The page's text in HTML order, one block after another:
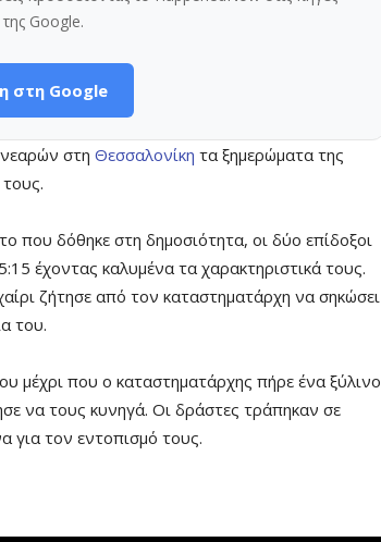
Google.
στη Google
στη Θεσσαλονίκη τα ξημερώματα της
που δόθηκε στη δημοσιότητα, οι δύο επίδοξοι
έχοντας καλυμένα τα χαρακτηριστικά τους.
ζήτησε από τον καταστηματάρχη να σηκώσει
του.
μέχρι που ο καταστηματάρχης πήρε ένα ξύλινο
να τους κυνηγά. Οι δράστες τράπηκαν σε
για τον εντοπισμό τους.